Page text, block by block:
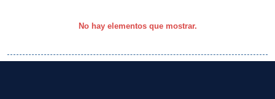
No hay elementos que mostrar.